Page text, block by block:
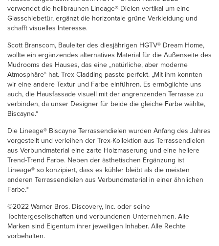
verwendet die hellbraunen Lineage®-Dielen vertikal um eine
Glasschiebetür, ergänzt die horizontale grüne Verkleidung und
schafft visuelles Interesse.
Scott Branscom, Bauleiter des diesjährigen HGTV® Dream Home,
wollte ein ergänzendes alternatives Material für die Außenseite des
Mudrooms des Hauses, das eine „natürliche, aber moderne
Atmosphäre“ hat. Trex Cladding passte perfekt. „Mit ihm konnten
wir eine andere Textur und Farbe einführen. Es ermöglichte uns
auch, die Hausfassade visuell mit der angrenzenden Terrasse zu
verbinden, da unser Designer für beide die gleiche Farbe wählte,
Biscayne.“
Die Lineage® Biscayne Terrassendielen wurden Anfang des Jahres
vorgestellt und verleihen der Trex-Kollektion aus Terrassendielen
aus Verbundmaterial eine zarte Holzmaserung und eine hellere
Trend-Trend Farbe. Neben der ästhetischen Ergänzung ist
Lineage® so konzipiert, dass es kühler bleibt als die meisten
anderen Terrassendielen aus Verbundmaterial in einer ähnlichen
Farbe.*
©2022 Warner Bros. Discovery, Inc. oder seine
Tochtergesellschaften und verbundenen Unternehmen. Alle
Marken sind Eigentum ihrer jeweiligen Inhaber. Alle Rechte
vorbehalten.